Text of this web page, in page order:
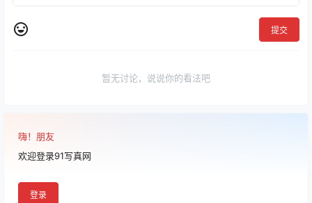
提交
暂无讨论，说说你的看法吧
嗨！朋友
欢迎登录91写真网
登录